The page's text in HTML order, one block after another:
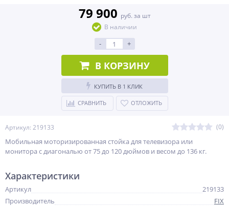
Артикул: 219133 (0)
Мобильная моторизированная стойка для телевизора или
монитора с диагональю от 75 до 120 дюймов и весом до 136 кг.
79 900 руб. за шт
В наличии
- +
В КОРЗИНУ
КУПИТЬ В 1 КЛИК
СРАВНИТЬ ОТЛОЖИТЬ
Характеристики
Артикул
219133
Производитель
FIX